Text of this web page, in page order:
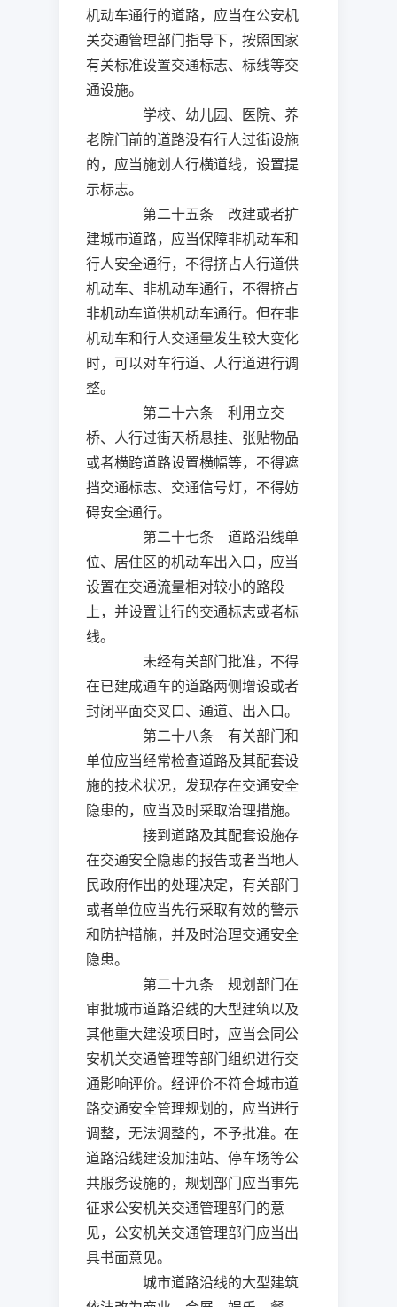
机动车通行的道路，应当在公安机
关交通管理部门指导下，按照国家
有关标准设置交通标志、标线等交
通设施。
学校、幼儿园、医院、养
老院门前的道路没有行人过街设施
的，应当施划人行横道线，设置提
示标志。
第二十五条 改建或者扩
建城市道路，应当保障非机动车和
行人安全通行，不得挤占人行道供
机动车、非机动车通行，不得挤占
非机动车道供机动车通行。但在非
机动车和行人交通量发生较大变化
时，可以对车行道、人行道进行调
整。
第二十六条 利用立交
桥、人行过街天桥悬挂、张贴物品
或者横跨道路设置横幅等，不得遮
挡交通标志、交通信号灯，不得妨
碍安全通行。
第二十七条 道路沿线单
位、居住区的机动车出入口，应当
设置在交通流量相对较小的路段
上，并设置让行的交通标志或者标
线。
未经有关部门批准，不得
在已建成通车的道路两侧增设或者
封闭平面交叉口、通道、出入口。
第二十八条 有关部门和
单位应当经常检查道路及其配套设
施的技术状况，发现存在交通安全
隐患的，应当及时采取治理措施。
接到道路及其配套设施存
在交通安全隐患的报告或者当地人
民政府作出的处理决定，有关部门
或者单位应当先行采取有效的警示
和防护措施，并及时治理交通安全
隐患。
第二十九条 规划部门在
审批城市道路沿线的大型建筑以及
其他重大建设项目时，应当会同公
安机关交通管理等部门组织进行交
通影响评价。经评价不符合城市道
路交通安全管理规划的，应当进行
调整，无法调整的，不予批准。在
道路沿线建设加油站、停车场等公
共服务设施的，规划部门应当事先
征求公安机关交通管理部门的意
见，公安机关交通管理部门应当出
具书面意见。
城市道路沿线的大型建筑